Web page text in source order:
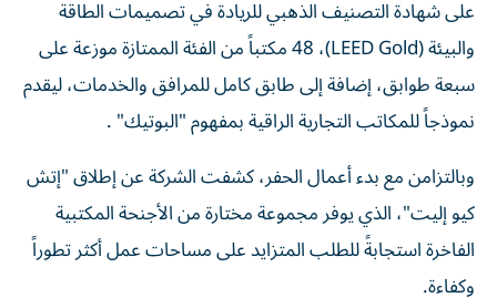
على شهادة التصنيف الذهبي للريادة في تصميمات الطاقة
والبيئة (LEED Gold)، 48 مكتباً من الفئة الممتازة موزعة على
سبعة طوابق، إضافة إلى طابق كامل للمرافق والخدمات، ليقدم
نموذجاً للمكاتب التجارية الراقية بمفهوم "البوتيك" .
وبالتزامن مع بدء أعمال الحفر، كشفت الشركة عن إطلاق "إتش
كيو إليت"، الذي يوفر مجموعة مختارة من الأجنحة المكتبية
الفاخرة استجابةً للطلب المتزايد على مساحات عمل أكثر تطوراً
وكفاءة.